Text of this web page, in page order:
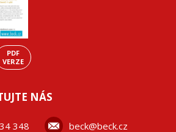
PDF
VERZE
NÁS
348 beck@beck.cz